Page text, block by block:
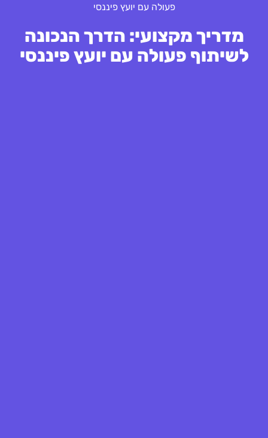
פעולה עם יועץ פיננסי
מדריך מקצועי: הדרך הנכונה
לשיתוף פעולה עם יועץ פיננסי